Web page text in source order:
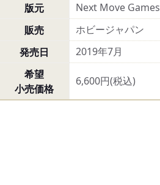
版元
Next Move Games
販売
ホビージャパン
発売日
2019年7月
希望
小売価格
6,600円(税込)